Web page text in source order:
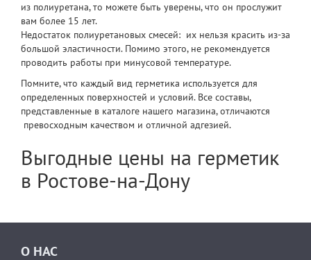
из полиуретана, то можете быть уверены, что он прослужит
вам более 15 лет.
Недостаток полиуретановых смесей: их нельзя красить из-за
большой эластичности. Помимо этого, не рекомендуется
проводить работы при минусовой температуре.
Помните, что каждый вид герметика используется для
определенных поверхностей и условий. Все составы,
представленные в каталоге нашего магазина, отличаются
превосходным качеством и отличной адгезией.
Выгодные цены на герметик
в Ростове-на-Дону
О НАС